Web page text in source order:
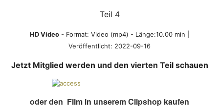
Teil 4
HD Video - Format: Video (mp4) - Länge:10.00 min |
Veröffentlicht: 2022-09-16
Jetzt Mitglied werden und den vierten Teil schauen
oder den Film in unserem Clipshop kaufen